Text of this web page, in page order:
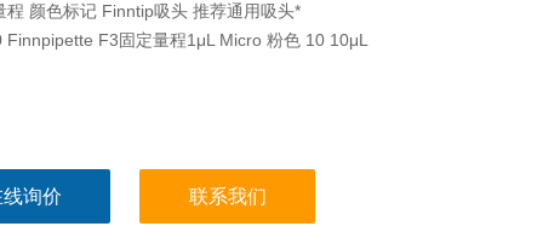
程 颜色标记 Finntip吸头 推荐通用吸头*
Finnpipette F3固定量程1μL Micro 粉色 10 10μL
询价 联系我们